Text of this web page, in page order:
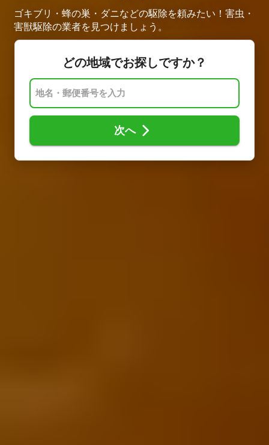
ゴキブリ・蜂の巣・ダニなどの駆除を頼みたい！害虫・
害獣駆除の業者を見つけましょう。
どの地域でお探しですか？
次へ